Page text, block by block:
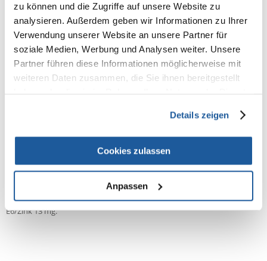
zu können und die Zugriffe auf unsere Website zu
analysieren. Außerdem geben wir Informationen zu Ihrer
Verwendung unserer Website an unsere Partner für
soziale Medien, Werbung und Analysen weiter. Unsere
Partner führen diese Informationen möglicherweise mit
weiteren Daten zusammen, die Sie ihnen bereitgestellt
Details zeigen
Cookies zulassen
Anpassen
Nassfutter für ausgewachsene Hunde kleiner Rassen mit Kalbfleisch,
Tomaten und Nudeln.
Die Nahrung ist reich an Aminosäuren und einer breiten Palette von
Mineralien. Das im Kalbfleisch enthaltene Methionin und Cystin trägt
dazu bei, die Verwendung von Getreideprodukten in der Ernährung des
Hundes zu reduzieren. Kalbfleisch versorgt Ihr Haustier mit Selen, Eisen
und Kupfer, während die Tomate Kalium und Magnesium liefert. Alle
diese Stoffe garantieren die Immunität und das gute Aussehen Ihres
Zusammensetzung: Fleisch und tierische Erzeugnisse 60 % (davon
Kalbfleisch 5 %), Gemüse (Tomate 4 %), Teigwaren 4 %, Öle und Fette
Rohasche 2%, Rohfaser 0,3%, Feuchtigkeit 78%, Kalzium 0,3%, Phosphor
Nahrungsergänzungsmittel pro kg: Vitamin D3 240 mg, Vitamin E 20 mg,
E6/Zink 13 mg.